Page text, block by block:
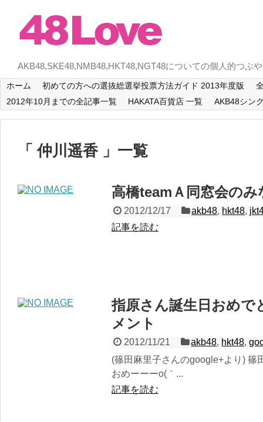
AKB48,SKE48,NMB48,HKT48,NGT48についての個人的つぶ
ホーム 初めての方への選抜総選挙投票方法ガイド 2013年度版
2012年10月までの全記事一覧
HAKATA百貨店 一覧 AKB48シン
「 仲川遥香 」一覧
高橋teamＡ同窓会のみ
2012/12/17 akb48, hkt48,
記事を読む
指原さん誕生日おめ
メント
2012/11/21 akb48, hkt48,
(篠田麻里子さんのgoogle+より) 篠
おめーーーo(｀...
記事を読む